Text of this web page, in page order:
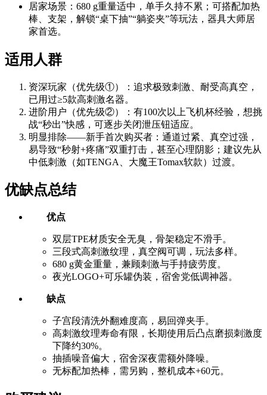
居家场景：680 g重量适中，单手久持不累；可搭配加热
棒、支架，解锁“桌下抽”“躺姿夹”等玩法，器具大师居
家首选。
适用人群
资深玩家（优先级①）：追求极致刺激、耐受高真空，
已用过≥5款高刺激名器。
进阶用户（优先级②）：有100次以上飞机杯经验，想挑
战“秒出”快感，可逐步关闭泄压钮适应。
明显排除——新手首次购买者：通道过紧、真空过强，
易导致“秒射+疼痛”双重打击，甚至心理阴影；建议先从
中低刺激（如TENGA、大魔王Tomax软款）过渡。
优缺点总结
优点
双层TPE材质安全无臭，骨架稳定不滑手。
三段式高刺激纹理，真空阀可调，玩法多样。
680 g黄金重量，兼顾刺激与手持疲劳度。
夜光LOGO+可乐罐伪装，宿舍党低调神器。
缺点
子宫段清洗外翻难度高，易回弹夹手。
高刺激纹理寿命有限，长期使用后凸点磨损刺激度
下降约30%。
抽插噪音偏大，宿舍深夜需额外降噪。
无标配加热棒，需另购，整机成本+60元。